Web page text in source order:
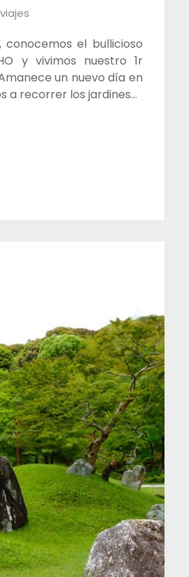
el bullicioso
y vivimos nuestro 1r
un nuevo día en
a recorrer los jardines…